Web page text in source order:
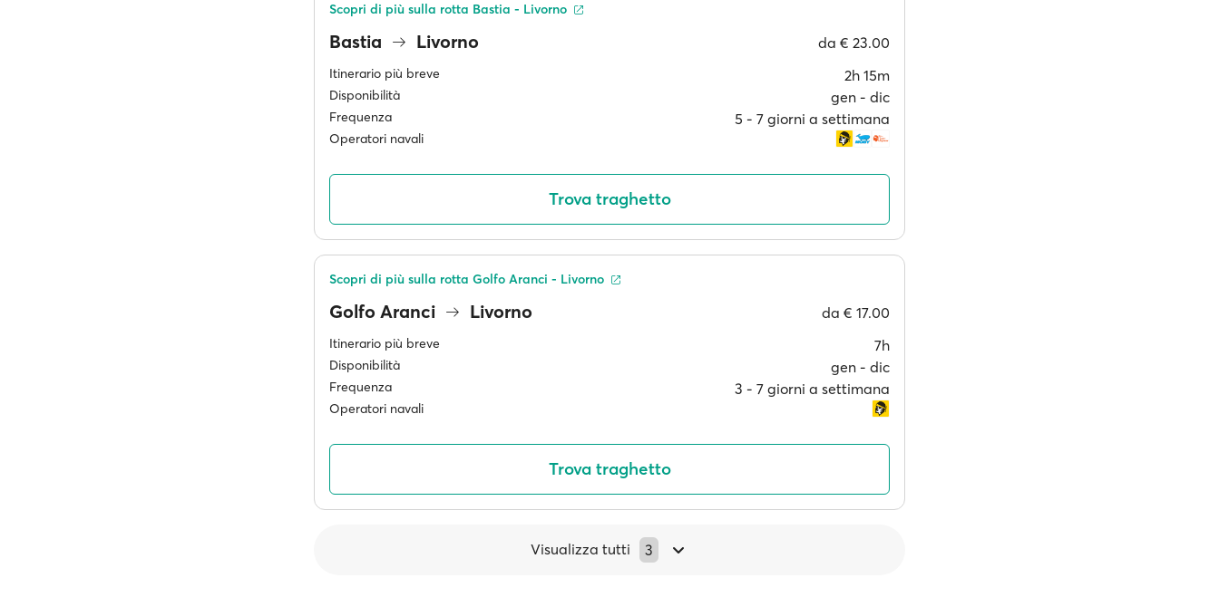
Bastia Livorno da € 23.00
Itinerario più breve 2h 15m
Disponibilità gen ‐ dic
Frequenza 5 ‐ 7 giorni a settimana
Operatori navali
Scopri di più sulla rotta Bastia - Livorno
Trova traghetto
Golfo Aranci Livorno da € 17.00
Itinerario più breve 7h
Disponibilità gen ‐ dic
Frequenza 3 ‐ 7 giorni a settimana
Operatori navali
Scopri di più sulla rotta Golfo Aranci - Livorno
Trova traghetto
Visualizza tutti 3